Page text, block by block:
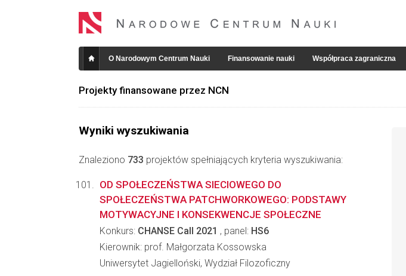
O Narodowym Centrum Nauki Finansowanie nauki Współpraca zagraniczna
Projekty finansowane przez NCN
Wyniki wyszukiwania
Znaleziono 733 projektów spełniających kryteria wyszukiwania:
OD SPOŁECZEŃSTWA SIECIOWEGO DO
SPOŁECZEŃSTWA PATCHWORKOWEGO: PODSTAWY
MOTYWACYJNE I KONSEKWENCJE SPOŁECZNE
Konkurs: CHANSE Call 2021 , panel: HS6
Kierownik: prof. Małgorzata Kossowska
Uniwersytet Jagielloński, Wydział Filozoficzny